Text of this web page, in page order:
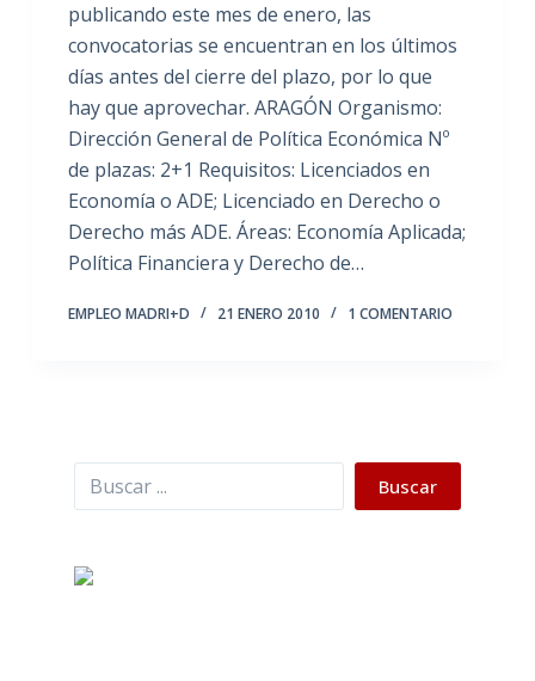
publicando este mes de enero, las
convocatorias se encuentran en los últimos
días antes del cierre del plazo, por lo que
hay que aprovechar. ARAGÓN Organismo:
Dirección General de Política Económica Nº
de plazas: 2+1 Requisitos: Licenciados en
Economía o ADE; Licenciado en Derecho o
Derecho más ADE. Áreas: Economía Aplicada;
Política Financiera y Derecho de…
EMPLEO MADRI+D 21 ENERO 2010 1 COMENTARIO
Buscar Buscar